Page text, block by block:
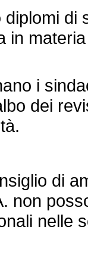
di
in
i
dei
di
non
nelle